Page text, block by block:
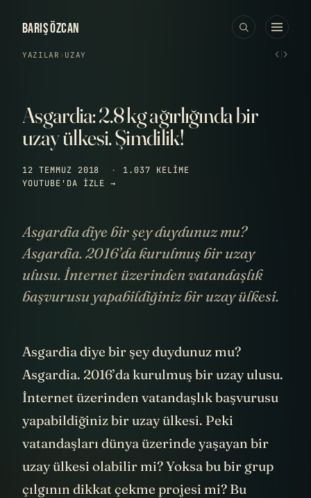
BARIŞ ÖZCAN
YAZILAR › UZAY ‹›
Asgardia: 2.8 kg ağırlığında bir
uzay ülkesi. Şimdilik!
12 TEMMUZ 2018 ·
1.037 KELIME
YOUTUBE'DA IZLE →
Asgardia diye bir şey duydunuz mu?
Asgardia. 2016’da kurulmuş bir uzay
ulusu. İnternet üzerinden vatandaşlık
başvurusu yapabildiğiniz bir uzay ülkesi.
Asgardia diye bir şey duydunuz mu?
Asgardia. 2016’da kurulmuş bir uzay ulusu.
İnternet üzerinden vatandaşlık başvurusu
yapabildiğiniz bir uzay ülkesi. Peki
vatandaşları dünya üzerinde yaşayan bir
uzay ülkesi olabilir mi? Yoksa bu bir grup
çılgının dikkat çekme projesi mi? Bu